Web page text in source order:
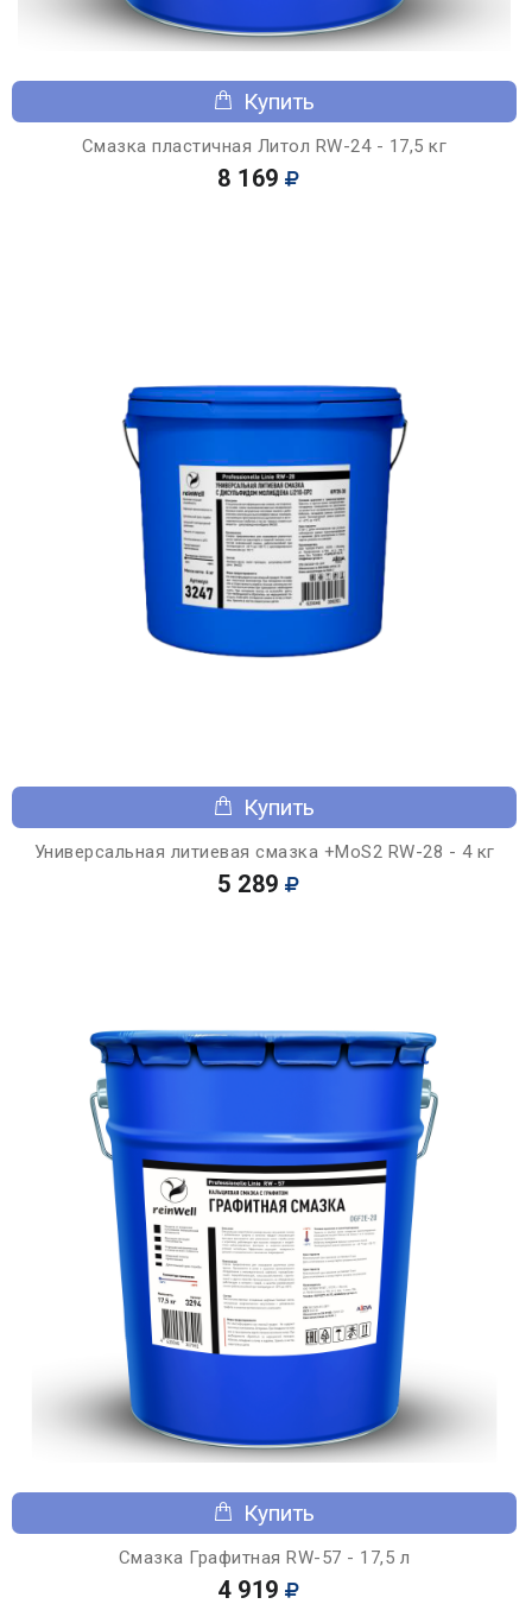
Купить
Смазка пластичная Литол RW-24 - 17,5 кг
8 169
Купить
Универсальная литиевая смазка +MoS2 RW-28 - 4 кг
5 289
Купить
Смазка Графитная RW-57 - 17,5 л
4 919